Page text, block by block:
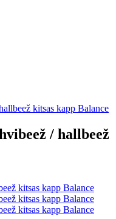
kitsas kapp Balance
/ hallbeež